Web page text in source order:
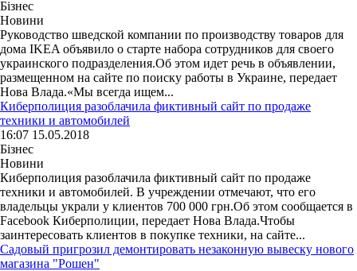
Бізнес
Новини
Руководство шведской компании по производству товаров для
дома IKEA объявило о старте набора сотрудников для своего
украинского подразделения.Об этом идет речь в объявлении,
размещенном на сайте по поиску работы в Украине, передает
Нова Влада.«Мы всегда ищем...
Киберполиция разоблачила фиктивный сайт по продаже
техники и автомобилей
16:07 15.05.2018
Бізнес
Новини
Киберполиция разоблачила фиктивный сайт по продаже
техники и автомобилей. В учреждении отмечают, что его
владельцы украли у клиентов 700 000 грн.Об этом сообщается в
Facebook Киберполиции, передает Нова Влада.Чтобы
заинтересовать клиентов в покупке техники, на сайте...
Садовый пригрозил демонтировать незаконную вывеску нового
магазина "Рошен"